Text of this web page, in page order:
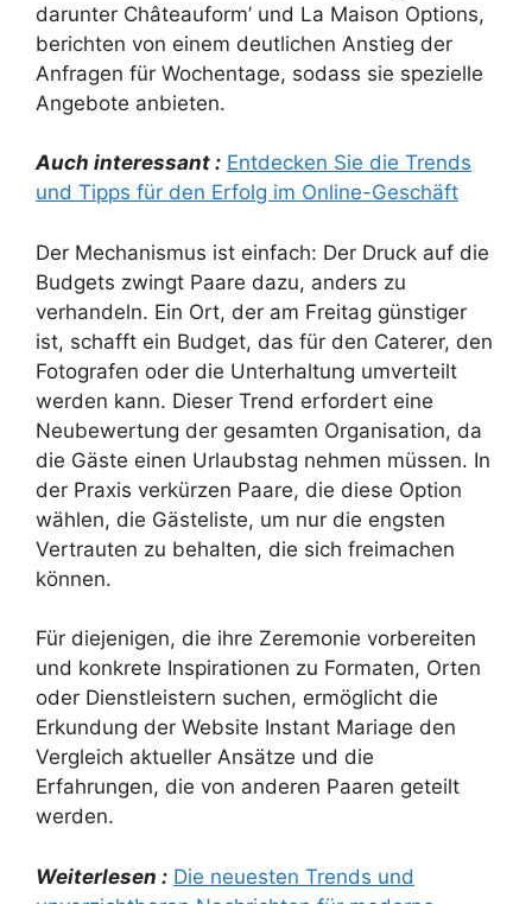
darunter Châteauform’ und La Maison Options,
berichten von einem deutlichen Anstieg der
Anfragen für Wochentage, sodass sie spezielle
Angebote anbieten.
Auch interessant : Entdecken Sie die Trends
und Tipps für den Erfolg im Online-Geschäft
Der Mechanismus ist einfach: Der Druck auf die
Budgets zwingt Paare dazu, anders zu
verhandeln. Ein Ort, der am Freitag günstiger
ist, schafft ein Budget, das für den Caterer, den
Fotografen oder die Unterhaltung umverteilt
werden kann. Dieser Trend erfordert eine
Neubewertung der gesamten Organisation, da
die Gäste einen Urlaubstag nehmen müssen. In
der Praxis verkürzen Paare, die diese Option
wählen, die Gästeliste, um nur die engsten
Vertrauten zu behalten, die sich freimachen
können.
Für diejenigen, die ihre Zeremonie vorbereiten
und konkrete Inspirationen zu Formaten, Orten
oder Dienstleistern suchen, ermöglicht die
Erkundung der Website Instant Mariage den
Vergleich aktueller Ansätze und die
Erfahrungen, die von anderen Paaren geteilt
werden.
Weiterlesen : Die neuesten Trends und